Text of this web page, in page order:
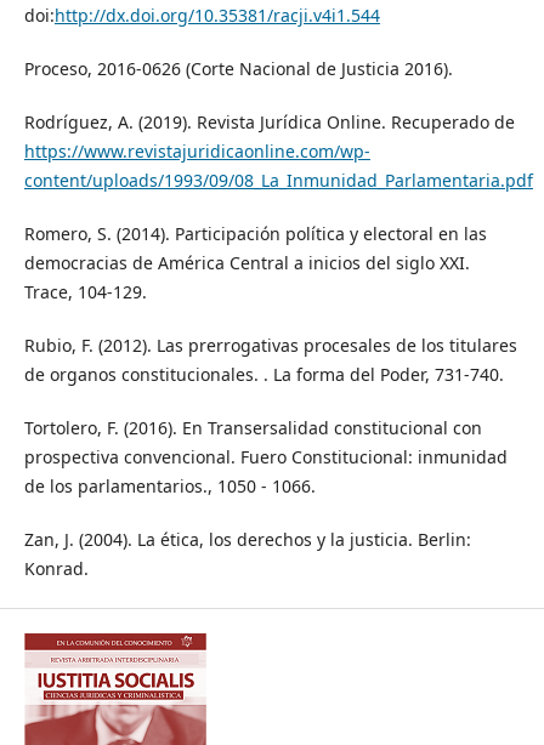
doi:http://dx.doi.org/10.35381/racji.v4i1.544
Proceso, 2016-0626 (Corte Nacional de Justicia 2016).
Rodríguez, A. (2019). Revista Jurídica Online. Recuperado de
https://www.revistajuridicaonline.com/wp-
content/uploads/1993/09/08_La_Inmunidad_Parlamentaria.pdf
Romero, S. (2014). Participación política y electoral en las
democracias de América Central a inicios del siglo XXI.
Trace, 104-129.
Rubio, F. (2012). Las prerrogativas procesales de los titulares
de organos constitucionales. . La forma del Poder, 731-740.
Tortolero, F. (2016). En Transersalidad constitucional con
prospectiva convencional. Fuero Constitucional: inmunidad
de los parlamentarios., 1050 - 1066.
Zan, J. (2004). La ética, los derechos y la justicia. Berlin:
Konrad.